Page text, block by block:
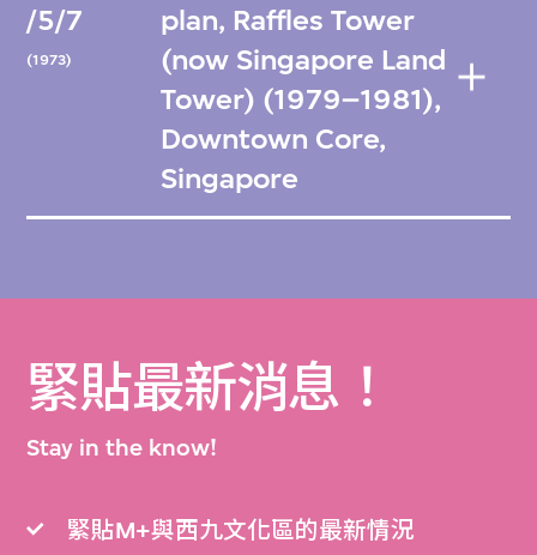
/5/7
(1973)
plan, Raffles Tower
(now Singapore Land
Tower) (1979–1981),
Downtown Core,
Singapore
緊貼最新消息！
Stay in the know!
緊貼M+與西九文化區的最新情況